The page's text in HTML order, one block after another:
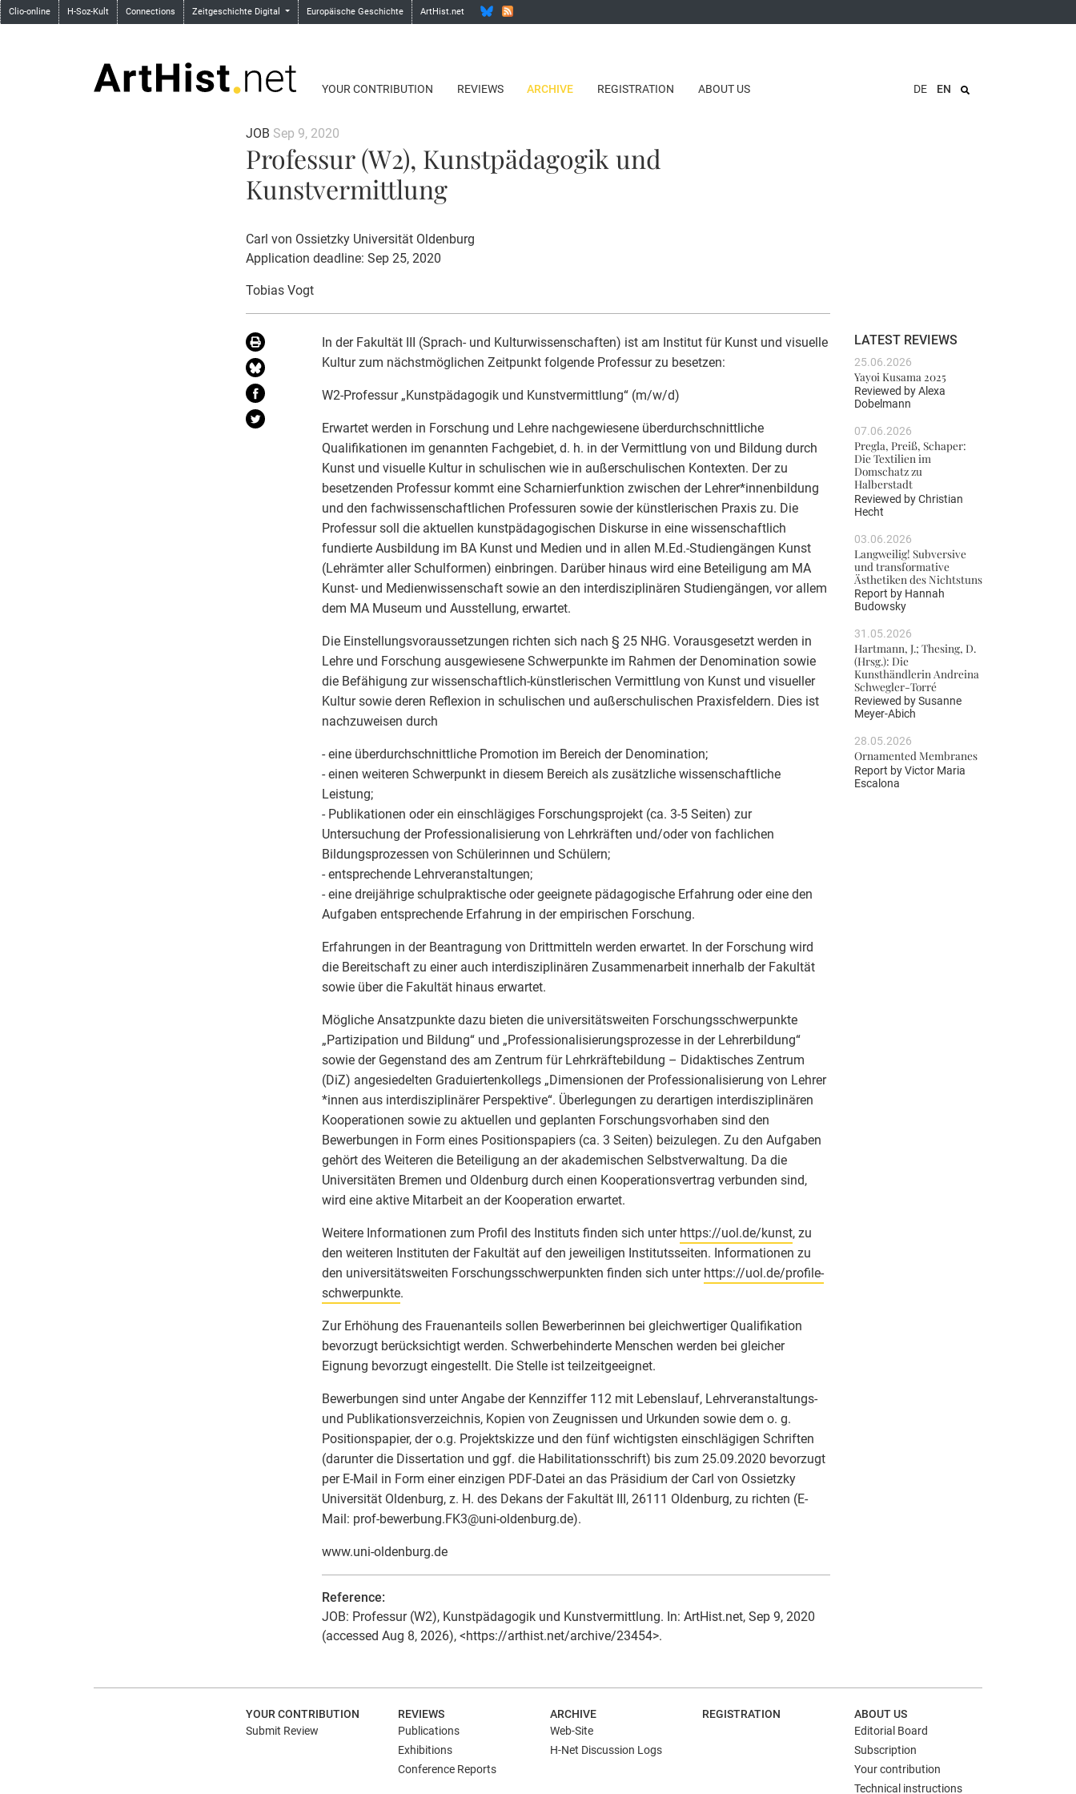
Clio-online H-Soz-Kult Connections Zeitgeschichte Digital Europäische Geschichte ArtHist.net
YOUR CONTRIBUTION REVIEWS ARCHIVE REGISTRATION ABOUT US DE EN
JOB Sep 9, 2020
Professur (W2), Kunstpädagogik und
Kunstvermittlung
Carl von Ossietzky Universität Oldenburg
Application deadline: Sep 25, 2020
Tobias Vogt
In der Fakultät III (Sprach- und Kulturwissenschaften) ist am Institut für Kunst und visuelle
Kultur zum nächstmöglichen Zeitpunkt folgende Professur zu besetzen:
W2-Professur „Kunstpädagogik und Kunstvermittlung“ (m/w/d)
Erwartet werden in Forschung und Lehre nachgewiesene überdurchschnittliche
Qualifikationen im genannten Fachgebiet, d. h. in der Vermittlung von und Bildung durch
Kunst und visuelle Kultur in schulischen wie in außerschulischen Kontexten. Der zu
besetzenden Professur kommt eine Scharnierfunktion zwischen der Lehrer*innenbildung
und den fachwissenschaftlichen Professuren sowie der künstlerischen Praxis zu. Die
Professur soll die aktuellen kunstpädagogischen Diskurse in eine wissenschaftlich
fundierte Ausbildung im BA Kunst und Medien und in allen M.Ed.-Studiengängen Kunst
(Lehrämter aller Schulformen) einbringen. Darüber hinaus wird eine Beteiligung am MA
Kunst- und Medienwissenschaft sowie an den interdisziplinären Studiengängen, vor allem
dem MA Museum und Ausstellung, erwartet.
Die Einstellungsvoraussetzungen richten sich nach § 25 NHG. Vorausgesetzt werden in
Lehre und Forschung ausgewiesene Schwerpunkte im Rahmen der Denomination sowie
die Befähigung zur wissenschaftlich-künstlerischen Vermittlung von Kunst und visueller
Kultur sowie deren Reflexion in schulischen und außerschulischen Praxisfeldern. Dies ist
nachzuweisen durch
- eine überdurchschnittliche Promotion im Bereich der Denomination;
- einen weiteren Schwerpunkt in diesem Bereich als zusätzliche wissenschaftliche
Leistung;
- Publikationen oder ein einschlägiges Forschungsprojekt (ca. 3-5 Seiten) zur
Untersuchung der Professionalisierung von Lehrkräften und/oder von fachlichen
Bildungsprozessen von Schülerinnen und Schülern;
- entsprechende Lehrveranstaltungen;
- eine dreijährige schulpraktische oder geeignete pädagogische Erfahrung oder eine den
Aufgaben entsprechende Erfahrung in der empirischen Forschung.
Erfahrungen in der Beantragung von Drittmitteln werden erwartet. In der Forschung wird
die Bereitschaft zu einer auch interdisziplinären Zusammenarbeit innerhalb der Fakultät
sowie über die Fakultät hinaus erwartet.
Mögliche Ansatzpunkte dazu bieten die universitätsweiten Forschungsschwerpunkte
„Partizipation und Bildung“ und „Professionalisierungsprozesse in der Lehrerbildung“
sowie der Gegenstand des am Zentrum für Lehrkräftebildung – Didaktisches Zentrum
(DiZ) angesiedelten Graduiertenkollegs „Dimensionen der Professionalisierung von Lehrer
*innen aus interdisziplinärer Perspektive“. Überlegungen zu derartigen interdisziplinären
Kooperationen sowie zu aktuellen und geplanten Forschungsvorhaben sind den
Bewerbungen in Form eines Positionspapiers (ca. 3 Seiten) beizulegen. Zu den Aufgaben
gehört des Weiteren die Beteiligung an der akademischen Selbstverwaltung. Da die
Universitäten Bremen und Oldenburg durch einen Kooperationsvertrag verbunden sind,
wird eine aktive Mitarbeit an der Kooperation erwartet.
Weitere Informationen zum Profil des Instituts finden sich unter https://uol.de/kunst, zu
den weiteren Instituten der Fakultät auf den jeweiligen Institutsseiten. Informationen zu
den universitätsweiten Forschungsschwerpunkten finden sich unter https://uol.de/profile-
schwerpunkte.
Zur Erhöhung des Frauenanteils sollen Bewerberinnen bei gleichwertiger Qualifikation
bevorzugt berücksichtigt werden. Schwerbehinderte Menschen werden bei gleicher
Eignung bevorzugt eingestellt. Die Stelle ist teilzeitgeeignet.
Bewerbungen sind unter Angabe der Kennziffer 112 mit Lebenslauf, Lehrveranstaltungs-
und Publikationsverzeichnis, Kopien von Zeugnissen und Urkunden sowie dem o. g.
Positionspapier, der o.g. Projektskizze und den fünf wichtigsten einschlägigen Schriften
(darunter die Dissertation und ggf. die Habilitationsschrift) bis zum 25.09.2020 bevorzugt
per E-Mail in Form einer einzigen PDF-Datei an das Präsidium der Carl von Ossietzky
Universität Oldenburg, z. H. des Dekans der Fakultät III, 26111 Oldenburg, zu richten (E-
Mail: prof-bewerbung.FK3@uni-oldenburg.de).
www.uni-oldenburg.de
Reference:
JOB: Professur (W2), Kunstpädagogik und Kunstvermittlung. In: ArtHist.net, Sep 9, 2020
(accessed Aug 8, 2026), <https://arthist.net/archive/23454>.
LATEST REVIEWS
25.06.2026
Yayoi Kusama 2025
Reviewed byAlexa
Dobelmann
07.06.2026
Pregla, Preiß, Schaper:
Die Textilien im
Domschatz zu
Halberstadt
Reviewed byChristian
Hecht
03.06.2026
Langweilig! Subversive
und transformative
Ästhetiken des Nichtstuns
Report by Hannah
Budowsky
31.05.2026
Hartmann, J.; Thesing, D.
(Hrsg.): Die
Kunsthändlerin Andreina
Schwegler-Torré
Reviewed bySusanne
Meyer-Abich
28.05.2026
Ornamented Membranes
Report byVictor Maria
Escalona
YOUR CONTRIBUTION
Submit Review
REVIEWS
Publications
Exhibitions
Conference Reports
ARCHIVE
Web-Site
H-Net Discussion Logs
REGISTRATION
ABOUT US
Editorial Board
Subscription
Your contribution
Technical instructions